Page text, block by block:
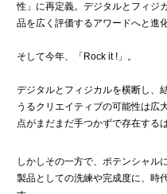
性」に再定義。デジタルとフィジ
品を広く評価するアワードへと進
そして今年、「Rock it !」。
デジタルとフィジカルを横断し、
うるクリエイティブの可能性は広
点がまだまだ手つかずで存在する
しかしその一方で、ポテンシャル
製品としての洗練や完成度に、時